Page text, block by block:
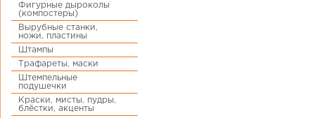
Фигурные дыроколы
(компостеры)
Вырубные станки,
ножи, пластины
Штампы
Трафареты, маски
Штемпельные
подушечки
Краски, мисты, пудры,
блёстки, акценты